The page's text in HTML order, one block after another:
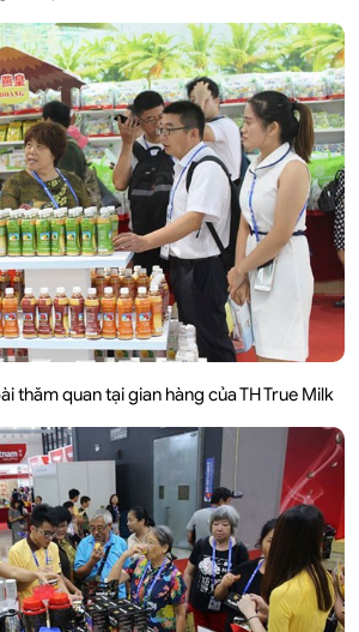
thăm quan tại gian hàng của TH True Milk